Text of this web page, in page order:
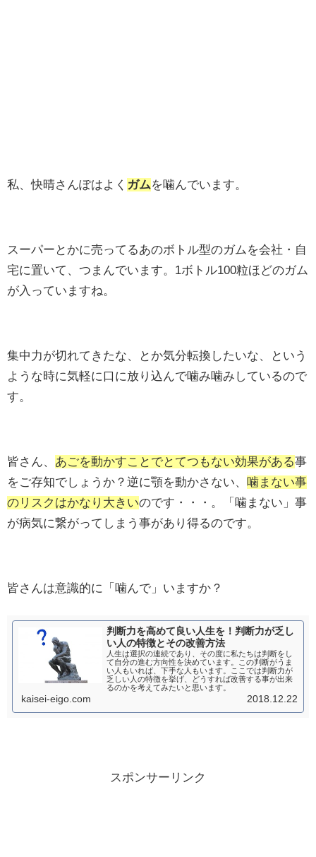
私、快晴さんぽはよく ガムを噛んでいます。
スーパーとかに売ってるあのボトル型のガムを会社・自
宅に置いて、つまんでいます。1ボトル100粒ほどのガム
が入っていますね。
集中力が切れてきたな、とか気分転換したいな、という
ような時に気軽に口に放り込んで噛み噛みしているので
す。
皆さん、 あごを動かすことでとてつもない効果がある事
をご存知でしょうか？逆に顎を動かさない、 噛まない事
のリスクはかなり大きいのです・・・。「噛まない」事
が病気に繋がってしまう事があり得るのです。
皆さんは意識的に「噛んで」いますか？
判断力を高めて良い人生を！判断力が乏し
い人の特徴とその改善方法
人生は選択の連続であり、その度に私たちは判断をし
て自分の進む方向性を決めています。この判断がうま
い人もいれば、下手な人もいます。ここでは判断力が
乏しい人の特徴を挙げ、どうすれば改善する事が出来
るのかを考えてみたいと思います。
kaisei-eigo.com 2018.12.22
スポンサーリンク